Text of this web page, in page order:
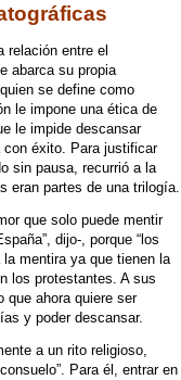
relación entre el
abarca su propia
se define como
le impone una ética de
le impide descansar
éxito. Para justificar
sin pausa, recurrió a la
eran partes de una trilogía.
que solo puede mentir
dijo-, porque “los
mentira ya que tienen la
los protestantes. A sus
que ahora quiere ser
y poder descansar.
a un rito religioso,
Para él, entrar en